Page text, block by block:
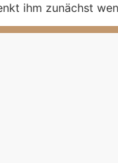
ihm zunächst